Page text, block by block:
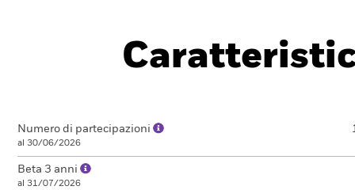
Numero di partecipazioni
al 30/06/2026
Beta 3 anni
al 31/07/2026